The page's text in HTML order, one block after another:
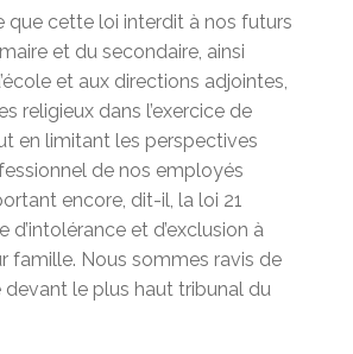
que cette loi interdit à nos futurs
et du secondaire, ainsi
et aux directions adjointes,
religieux dans l’exercice de
en limitant les perspectives
de nos employés
encore, dit-il, la loi 21
d’intolérance et d’exclusion à
famille. Nous sommes ravis de
le plus haut tribunal du